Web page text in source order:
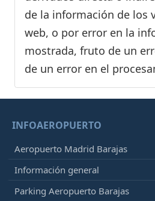
de la información de los
web, o por error en la
mostrada, fruto de un
de un error en el
INFOAEROPUERTO
Aeropuerto Madrid Barajas
Información general
Parking Aeropuerto Barajas